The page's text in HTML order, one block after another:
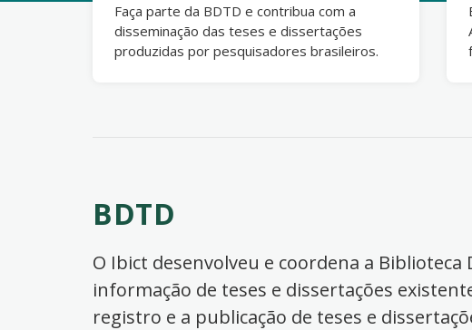
Faça parte da BDTD e contribua com a
disseminação das teses e dissertações
produzidas por pesquisadores brasileiros.
BDTD
O Ibict desenvolveu e coordena a
informação de teses e dissertações
registro e a publicação de teses e